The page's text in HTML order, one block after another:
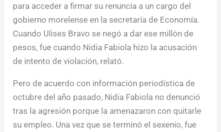
para acceder a firmar su renuncia a un cargo del
gobierno morelense en la secretaría de Economía.
Cuando Ulises Bravo se negó a dar ese millón de
pesos, fue cuando Nidia Fabiola hizo la acusación
de intento de violación, relató.
Pero de acuerdo con información periodística de
octubre del año pasado, Nidia Fabiola no denunció
tras la agresión porque la amenazaron con quitarle
su empleo. Una vez que se terminó el sexenio, fue